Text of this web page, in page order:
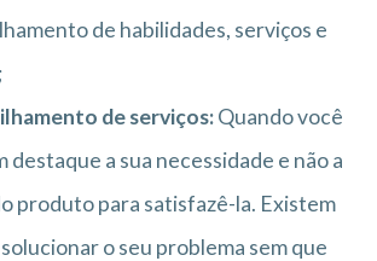
de habilidades, serviços e
de serviços:Quando você
destaque a sua necessidade e não a
produto para satisfazê-la. Existem
o seu problema sem que